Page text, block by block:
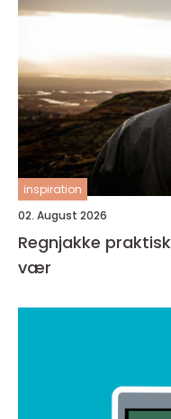
inspiration
02. August 2026
Regnjakke praktisk beskyttelse i all slags
vær